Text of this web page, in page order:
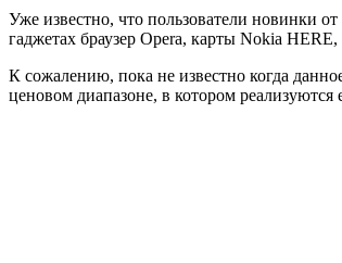
Уже известно, что пользователи новинки
гаджетах браузер Opera, карты Nokia
К сожалению, пока не известно когда
ценовом диапазоне, в котором